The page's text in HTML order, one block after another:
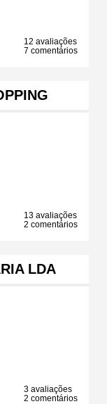
12 avaliações
7 comentários
13 avaliações
2 comentários
LDA
3 avaliações
2 comentários